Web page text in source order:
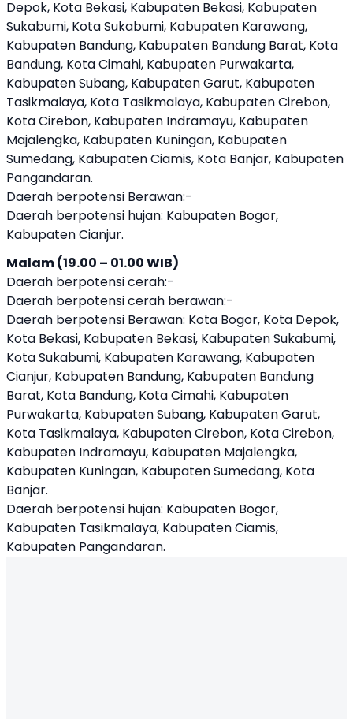
Depok, Kota Bekasi, Kabupaten Bekasi, Kabupaten
Sukabumi, Kota Sukabumi, Kabupaten Karawang,
Kabupaten Bandung, Kabupaten Bandung Barat, Kota
Bandung, Kota Cimahi, Kabupaten Purwakarta,
Kabupaten Subang, Kabupaten Garut, Kabupaten
Tasikmalaya, Kota Tasikmalaya, Kabupaten Cirebon,
Kota Cirebon, Kabupaten Indramayu, Kabupaten
Majalengka, Kabupaten Kuningan, Kabupaten
Sumedang, Kabupaten Ciamis, Kota Banjar, Kabupaten
Pangandaran.
Daerah berpotensi Berawan:-
Daerah berpotensi hujan: Kabupaten Bogor,
Kabupaten Cianjur.
Malam (19.00 – 01.00 WIB)
Daerah berpotensi cerah:-
Daerah berpotensi cerah berawan:-
Daerah berpotensi Berawan: Kota Bogor, Kota Depok,
Kota Bekasi, Kabupaten Bekasi, Kabupaten Sukabumi,
Kota Sukabumi, Kabupaten Karawang, Kabupaten
Cianjur, Kabupaten Bandung, Kabupaten Bandung
Barat, Kota Bandung, Kota Cimahi, Kabupaten
Purwakarta, Kabupaten Subang, Kabupaten Garut,
Kota Tasikmalaya, Kabupaten Cirebon, Kota Cirebon,
Kabupaten Indramayu, Kabupaten Majalengka,
Kabupaten Kuningan, Kabupaten Sumedang, Kota
Banjar.
Daerah berpotensi hujan: Kabupaten Bogor,
Kabupaten Tasikmalaya, Kabupaten Ciamis,
Kabupaten Pangandaran.